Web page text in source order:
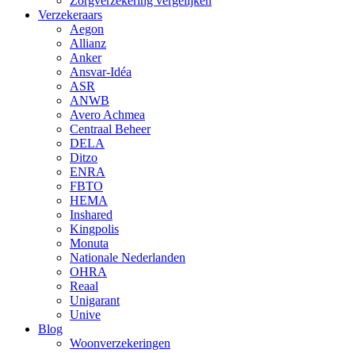
Verzekeraars
Aegon
Allianz
Anker
Ansvar-Idéa
ASR
ANWB
Avero Achmea
Centraal Beheer
DELA
Ditzo
ENRA
FBTO
HEMA
Inshared
Kingpolis
Monuta
Nationale Nederlanden
OHRA
Reaal
Unigarant
Unive
Blog
Woonverzekeringen